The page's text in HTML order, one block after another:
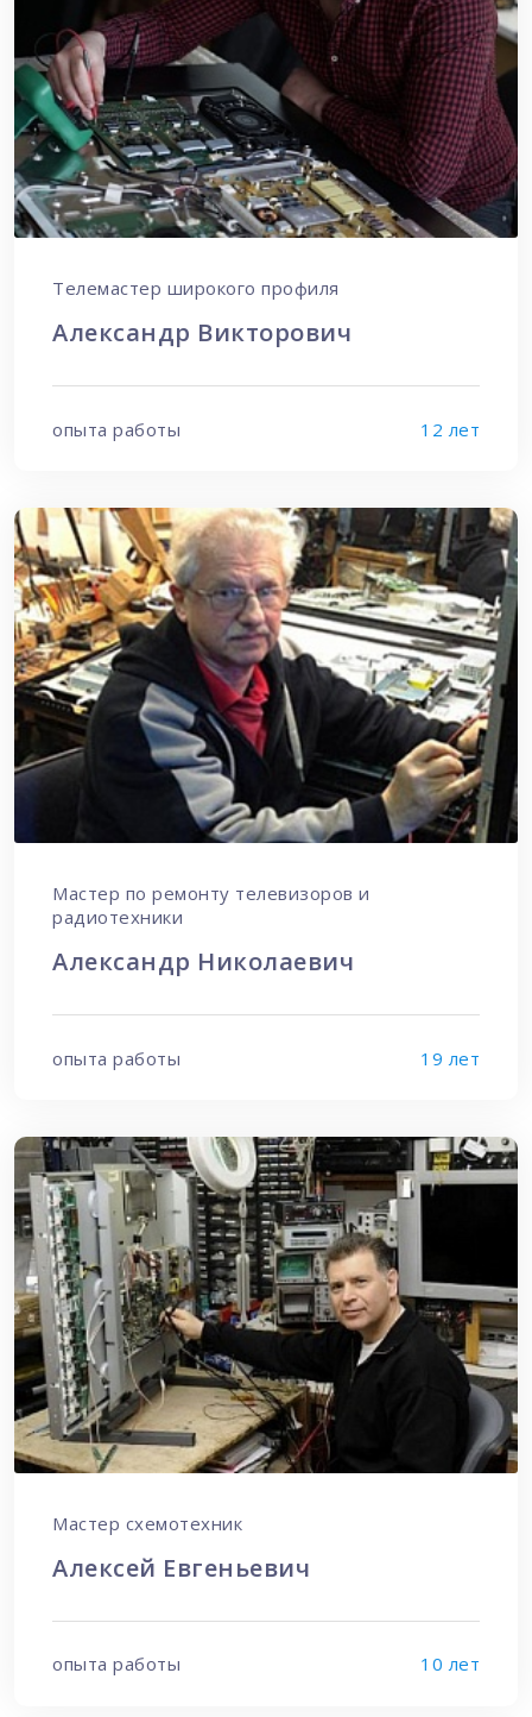
Телемастер широкого профиля
Александр Викторович
опыта работы 12 лет
Мастер по ремонту телевизоров и
радиотехники
Александр Николаевич
опыта работы 19 лет
Мастер схемотехник
Алексей Евгеньевич
опыта работы 10 лет